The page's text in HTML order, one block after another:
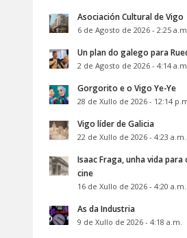
Asociación Cultural de Vigo
6 de Agosto de 2026 - 2:25
Un plan do galego para
2 de Agosto de 2026 - 4:14
Gorgorito e o Vigo Ye-Ye
28 de Xullo de 2026 - 12:14
Vigo líder de Galicia
22 de Xullo de 2026 - 4:23 a.m.
Isaac Fraga, unha vida para
cine
16 de Xullo de 2026 - 4:20 a.m.
As da Industria
9 de Xullo de 2026 - 4:18 a.m.